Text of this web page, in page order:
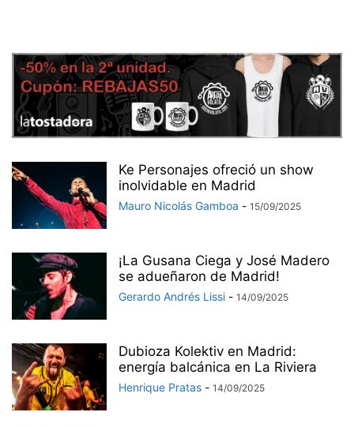
Ke Personajes ofreció un show
inolvidable en Madrid
Mauro Nicolás Gamboa - 15/09/2025
¡La Gusana Ciega y José Madero
se adueñaron de Madrid!
Gerardo Andrés Lissi - 14/09/2025
Dubioza Kolektiv en Madrid:
energía balcánica en La Riviera
Henrique Pratas - 14/09/2025